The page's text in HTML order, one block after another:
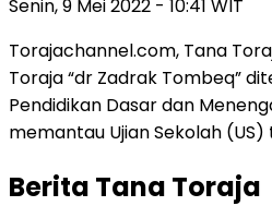
Senin, 9 Mei 2022 - 10:41 WIT
Torajachannel.com, Tana
Toraja “dr Zadrak Tombeq”
Pendidikan Dasar dan
memantau Ujian Sekolah
Berita Tana Toraja